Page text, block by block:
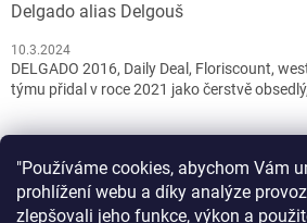
"Používáme cookies, abychom Vám
prohlížení webu a díky analýze
zlepšovali jeho funkce, výkon a
Delgado alias Delgouš
10.3.2024
DELGADO 2016, Daily Deal, Floriscount,
týmu přidal v roce 2021 jako čerstvě